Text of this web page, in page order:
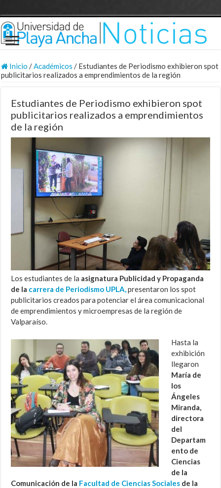
Inicio /Académicos / Estudiantes de Periodismo exhibieron spot
publicitarios realizados a emprendimientos de la región
Estudiantes de Periodismo exhibieron spot
publicitarios realizados a emprendimientos
de la región
Los estudiantes de la asignatura Publicidad y Propaganda
de la carrera de Periodismo UPLA,presentaron los spot
publicitarios creados para potenciar el área comunicacional
de emprendimientos y microempresas de la región de
Valparaíso.
Hasta la
exhibición
llegaron
María de
los
Ángeles
Miranda,
directora
del
Departam
ento de
Ciencias
de la
Comunicación de la Facultad de Ciencias Sociales de la